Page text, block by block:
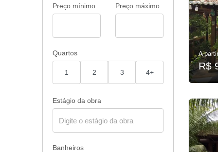
Preço mínimo Preço máximo
Quartos
1 2 3 4+
Estágio da obra
Banheiros
A
R$